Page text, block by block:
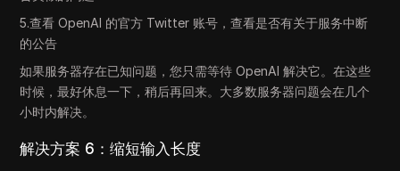
5.查看 OpenAI 的官方 Twitter 账号，查看是否有关于服务中断
的公告
如果服务器存在已知问题，您只需等待 OpenAI 解决它。在这些
时候，最好休息一下，稍后再回来。大多数服务器问题会在几个
小时内解决。
解决方案 6：缩短输入长度